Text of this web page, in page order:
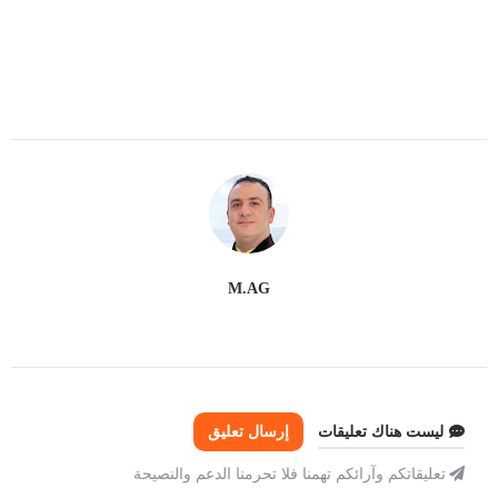
M.AG
ليست هناك تعليقات إرسال تعليق
تعليقاتكم وآرائكم تهمنا فلا تحرمنا الدعم والنصيحة